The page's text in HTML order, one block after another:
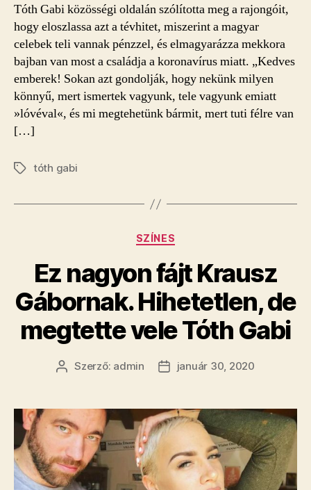
Tóth Gabi közösségi oldalán szólította meg a rajongóit,
hogy eloszlassa azt a tévhitet, miszerint a magyar
celebek teli vannak pénzzel, és elmagyarázza mekkora
bajban van most a családja a koronavírus miatt. „Kedves
emberek! Sokan azt gondolják, hogy nekünk milyen
könnyű, mert ismertek vagyunk, tele vagyunk emiatt
»lóvéval«, és mi megtehetünk bármit, mert tuti félre van
[…]
Címkéktóth gabi
Kategóriák
SZÍNES
Ez nagyon fájt Krausz
Gábornak. Hihetetlen, de
megtette vele Tóth Gabi
Bejegyzés
Szerző: admin
Bejegyzés
január 30, 2020